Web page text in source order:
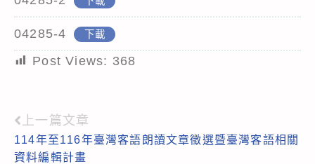
04285-4 下載
Post Views: 368
Read
more
上一篇文章
114年至116年臺灣客語朗讀文章徵選暨臺灣客語相關
資料編輯計畫